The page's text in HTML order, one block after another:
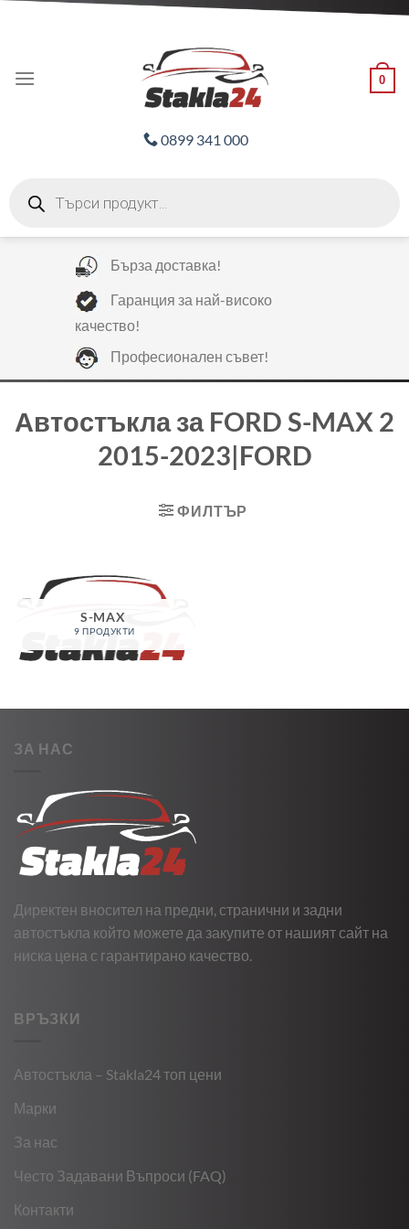
0
0899 341 000
search
Бърза доставка!
Гаранция за най-високо
качество!
Професионален съвет!
Автостъкла за FORD S-MAX 2
2015-2023|FORD
ФИЛТЪР
S-MAX
9 ПРОДУКТИ
ЗА НАС
Директен вносител на предни, странични и задни
автостъкла който можете да закупите от нашият сайт на
ниска цена с гарантирано качество.
ВРЪЗКИ
Автостъкла – Stakla24 топ цени
Марки
За нас
Често Задавани Въпроси (FAQ)
Контакти